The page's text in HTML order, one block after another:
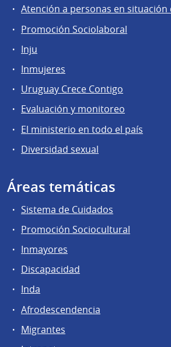
Atención a personas en situación
Promoción Sociolaboral
Inju
Inmujeres
Uruguay Crece Contigo
Evaluación y monitoreo
El ministerio en todo el país
Diversidad sexual
Áreas temáticas
Sistema de Cuidados
Promoción Sociocultural
Inmayores
Discapacidad
Inda
Afrodescendencia
Migrantes